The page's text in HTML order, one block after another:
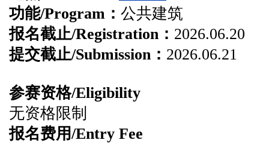
功能/Program： 公共建筑
报名截止/Registration： 2026.06.20
提交截止/Submission： 2026.06.21
参赛资格/Eligibility
无资格限制
报名费用/Entry Fee